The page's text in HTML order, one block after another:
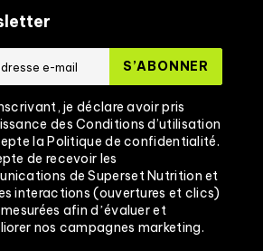
S’ABONNER
je déclare avoir pris
des Conditions d’utilisation
la Politique de confidentialité.
de recevoir les
de Superset Nutrition et
interactions (ouvertures et clics)
afin dʼévaluer et
nos campagnes marketing.